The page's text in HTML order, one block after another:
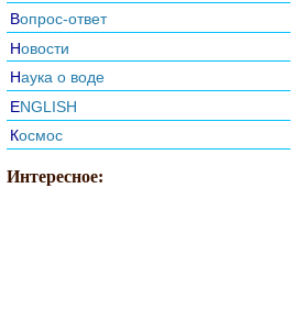
Вопрос-ответ
Новости
Наука о воде
ENGLISH
Космос
Интересное: